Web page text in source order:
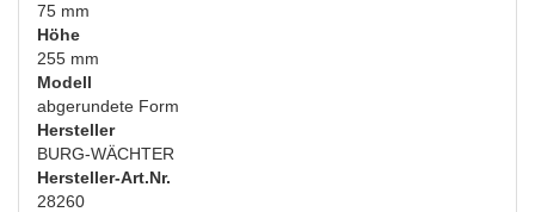
75 mm
Höhe
255 mm
Modell
abgerundete Form
Hersteller
BURG-WÄCHTER
Hersteller-Art.Nr.
28260